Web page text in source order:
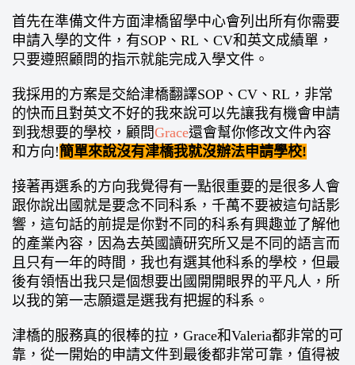
首先在準備文件方面津橋留學中心會列出所有你需要
申請入學的文件，有SOP、RL、CV和英文成績單，
只要遵照顧問的指示就能完成入學文件。
我採用的方案是交給津橋翻譯SOP、CV、RL，非常
的快而且對英文不好的我來說可以先讓我有機會申請
到我想要的學校，顧問Grace還會幫你修改文件內容
和方向!簡單來說沒有津橋我就沒辦法申請學校!
接著再選系的方向我覺得有一點很重要的是很多人會
跟你說出國就是要念不同科系，千萬不要被這句話影
響，這句話的前提是你對不同的科系有興趣並了解他
的產業內容，因為去英國讀研究所又是不同的語言而
且只有一年的時間，我也有選其他科系的學校，但最
後有領悟出我只是個想要出國開開眼界的平凡人，所
以我的第一志願還是選我有把握的科系。
津橋的服務真的很棒的拉，Grace和Valeria都非常的可
靠，從一開始的申請文件到最後都非常可靠，值得被